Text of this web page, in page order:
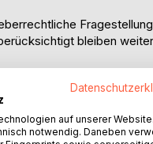
bleiben
auf unserer Website.
notwendig. Daneben